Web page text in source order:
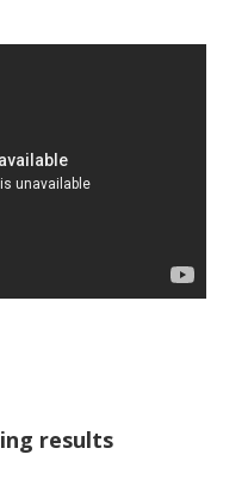
results